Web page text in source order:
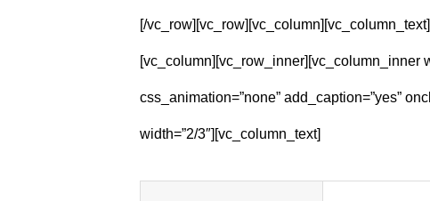
[/
[vc_column][vc_row_inner][vc_column_inner
css_animation=”none” add_caption=”yes”
width=”2/3″][vc_column_text]